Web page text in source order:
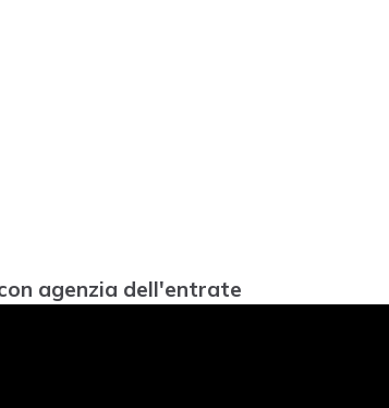
agenzia dell'entrate